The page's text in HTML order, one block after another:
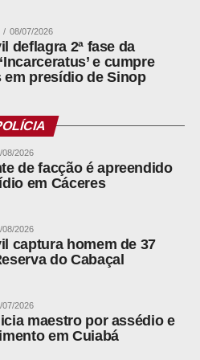
parciais terão coberturas
e a 33%.
e por que ele
outra natureza. Nele, a Lua se
e projeta uma sombra
planeta. Só quem está
completamente encoberto.
08/07/2026
deflagra 2ª fase da
e cumpre
em presídio de Sinop
08/2026
de facção é apreendido
em Cáceres
08/2026
captura homem de 37
do Cabaçal
07/2026
maestro por assédio e
em Cuiabá